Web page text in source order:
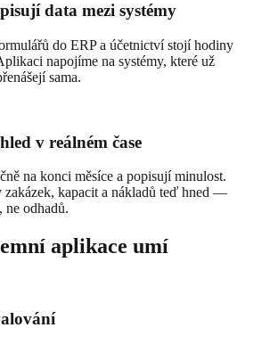
data mezi systémy
do ERP a účetnictví stojí hodiny
napojíme na systémy, které už
sama.
v reálném čase
na konci měsíce a popisují minulost.
zakázek, kapacit a nákladů teď hned —
ne odhadů.
aplikace umí